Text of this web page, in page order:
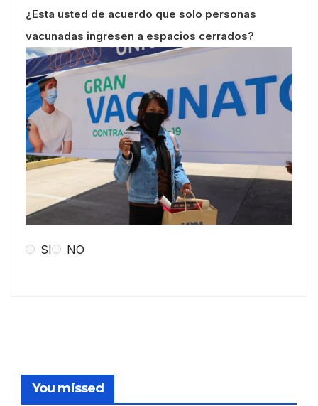
¿Esta usted de acuerdo que solo personas
vacunadas ingresen a espacios cerrados?
SI NO
You missed